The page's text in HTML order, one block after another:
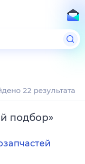
22 результата
подбор»